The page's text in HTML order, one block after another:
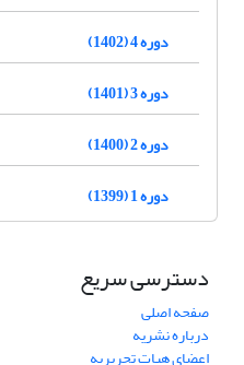
دوره 4 (1402)
دوره 3 (1401)
دوره 2 (1400)
دوره 1 (1399)
دسترسی سریع
صفحه اصلی
درباره نشریه
اعضای هیات تحریریه